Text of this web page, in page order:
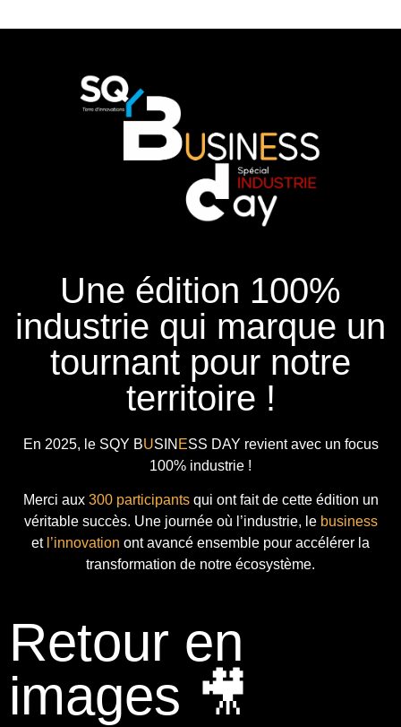
Une édition 100%
industrie qui marque un
tournant pour notre
territoire !
En 2025, le SQY BUSIN ESS DAY revient avec un focus
100% industrie !
Merci aux 300 participantsqui ont fait de cette édition un
véritable succès. Une journée où l’industrie, le business
et l’innovation ont avancé ensemble pour accélérer la
transformation de notre écosystème.
Retour en
images 🎥